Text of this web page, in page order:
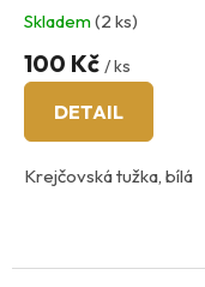
Skladem(2 ks)
100 Kč / ks
DETAIL
Krejčovská tužka, bílá